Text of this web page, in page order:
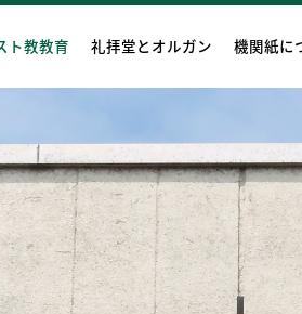
ト教教育 礼拝堂とオルガン 機関紙に